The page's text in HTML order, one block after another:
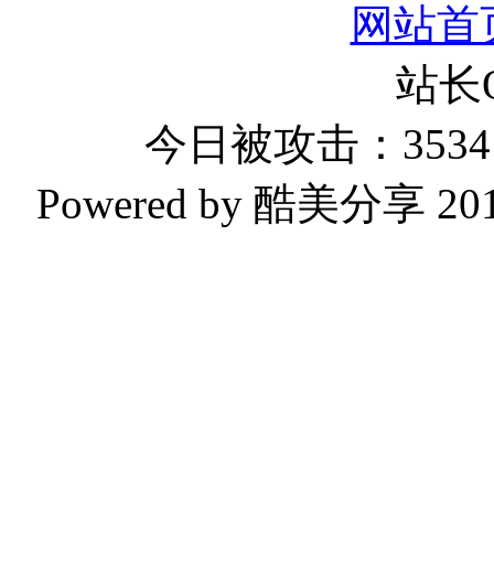
网站首
站
今日被攻击：
Powered by 酷美分享